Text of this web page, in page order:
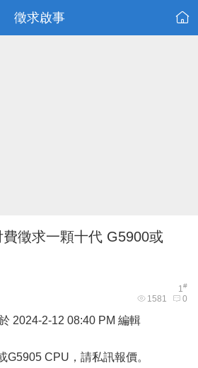
徵求啟事
費徵求一顆十代 G5900或
1#
1581 0
2024-2-12 08:40 PM 編輯
G5905 CPU，請私訊報價。